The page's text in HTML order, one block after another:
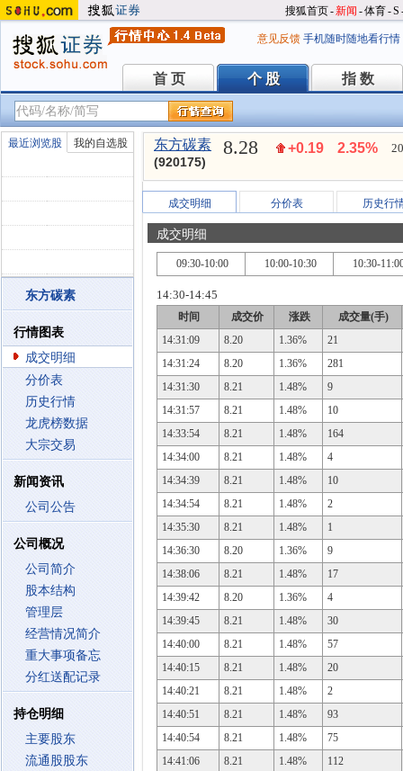
搜狐首页-新闻 -体育-S
意见反馈 手机随时随地看行情
首 页
首 页 个 股
个 股 指 数
指 数
最近浏览股 我的自选股
东方碳素
行情图表
成交明细
分价表
历史行情
龙虎榜数据
大宗交易
新闻资讯
公司公告
公司概况
公司简介
股本结构
管理层
经营情况简介
重大事项备忘
分红送配记录
持仓明细
主要股东
流通股股东
东方碳素
(920175)
8.28 +0.19 2.35%
成交明细 分价表 历史行
成交明细
09:30-10:00 10:00-10:30 10:30-
14:30-14:45
时间 成交价 涨跌
成交量(手)
14:31:09
8.20 1.36%
21
14:31:24
8.20 1.36%
281
14:31:30
8.21 1.48%
9
14:31:57
8.21 1.48%
10
14:33:54
8.21 1.48%
164
14:34:00
8.21 1.48%
4
14:34:39
8.21 1.48%
10
14:34:54
8.21 1.48%
2
14:35:30
8.21 1.48%
1
14:36:30
8.20 1.36%
9
14:38:06
8.21 1.48%
17
14:39:42
8.20 1.36%
4
14:39:45
8.21 1.48%
30
14:40:00
8.21 1.48%
57
14:40:15
8.21 1.48%
20
14:40:21
8.21 1.48%
2
14:40:51
8.21 1.48%
93
14:40:54
8.21 1.48%
75
14:41:06
8.21 1.48%
112